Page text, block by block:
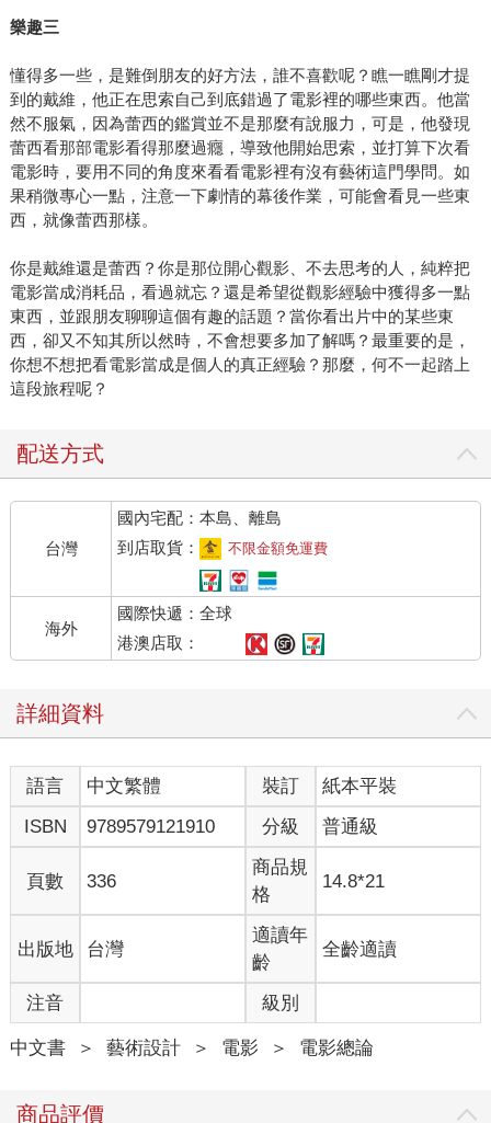
樂趣三
懂得多一些，是難倒朋友的好方法，誰不喜歡呢？瞧一瞧剛才提
到的戴維，他正在思索自己到底錯過了電影裡的哪些東西。他當
然不服氣，因為蕾西的鑑賞並不是那麼有說服力，可是，他發現
蕾西看那部電影看得那麼過癮，導致他開始思索，並打算下次看
電影時，要用不同的角度來看看電影裡有沒有藝術這門學問。如
果稍微專心一點，注意一下劇情的幕後作業，可能會看見一些東
西，就像蕾西那樣。
你是戴維還是蕾西？你是那位開心觀影、不去思考的人，純粹把
電影當成消耗品，看過就忘？還是希望從觀影經驗中獲得多一點
東西，並跟朋友聊聊這個有趣的話題？當你看出片中的某些東
西，卻又不知其所以然時，不會想要多加了解嗎？最重要的是，
你想不想把看電影當成是個人的真正經驗？那麼，何不一起踏上
這段旅程呢？
配送方式
台灣
國內宅配：本島、離島
到店取貨：
不限金額免運費
海外
國際快遞：全球
港澳店取：
詳細資料
語言 中文繁體 裝訂
紙本平裝
ISBN
9789579121910 分級 普通級
頁數 336
商品規
格
14.8*21
出版地 台灣
適讀年
齡
全齡適讀
注音 級別
中文書 ＞ 藝術設計 ＞ 電影 ＞ 電影總論
商品評價